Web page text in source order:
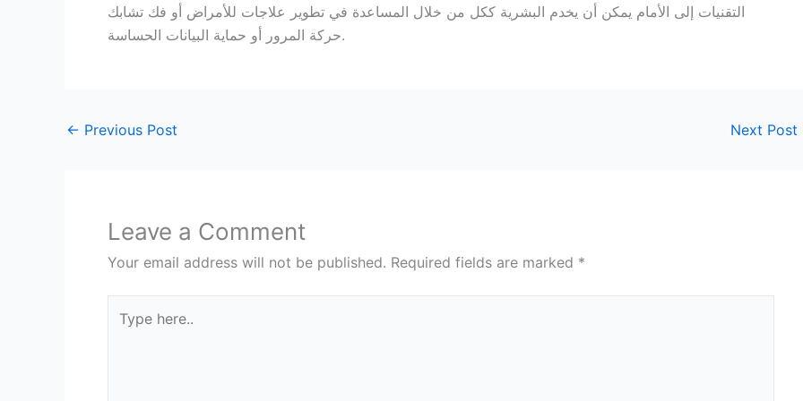
التقنيات إلى الأمام يمكن أن يخدم البشرية ككل من خلال المساعدة في تطوير علاجات للأمراض أو فك تشابك
حركة المرور أو حماية البيانات الحساسة.
← Previous Post Next Post
Leave a Comment
Your email address will not be published. Required fields are marked *
here..